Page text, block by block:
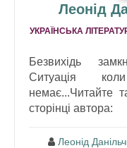
Леонід
УКРАЇНСЬКА
Безвихідь
Ситуація
немає...Читайте
сторінці автора:
Леонід